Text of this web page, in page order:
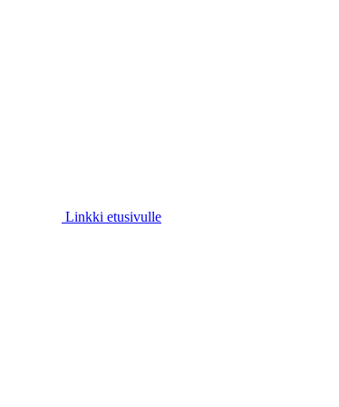
Linkki etusivulle